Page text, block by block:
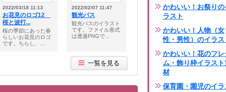
2022/03/18 11:13
お花見のロゴ12
桜と波打...
桜の季節にあった春
らしいお花見のロゴ
です。ちらし、...
2022/02/07 11:47
観光バス
観光バスのイラスト
です。ファイル形式
は透過PNGで...
一覧を見る
かわいい！お祭りの
ラスト
かわいい！人物（女
性・男性）のイラス
かわいい！花のフレ
ム・飾り枠イラスト
材
保育園・園児のイラ